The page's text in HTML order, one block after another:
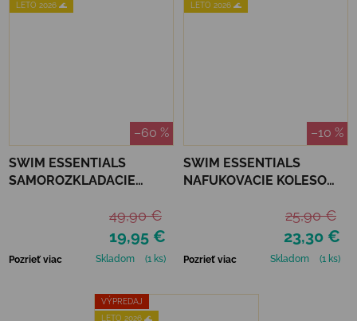
LETO 2026 🌊
–60 %
SWIM ESSENTIALS
SAMOROZKLADACIE
OSOBU - CHEERS
19,95 €
49,90 €
Pozrieť viac Skladom (1 ks)
LETO 2026 🌊
–10 %
SWIM ESSENTIALS
NAFUKOVACIE KOLESO
23,30 €
25,90 €
Pozrieť viac Skladom (1 ks)
VÝPREDAJ
LETO 2026 🌊